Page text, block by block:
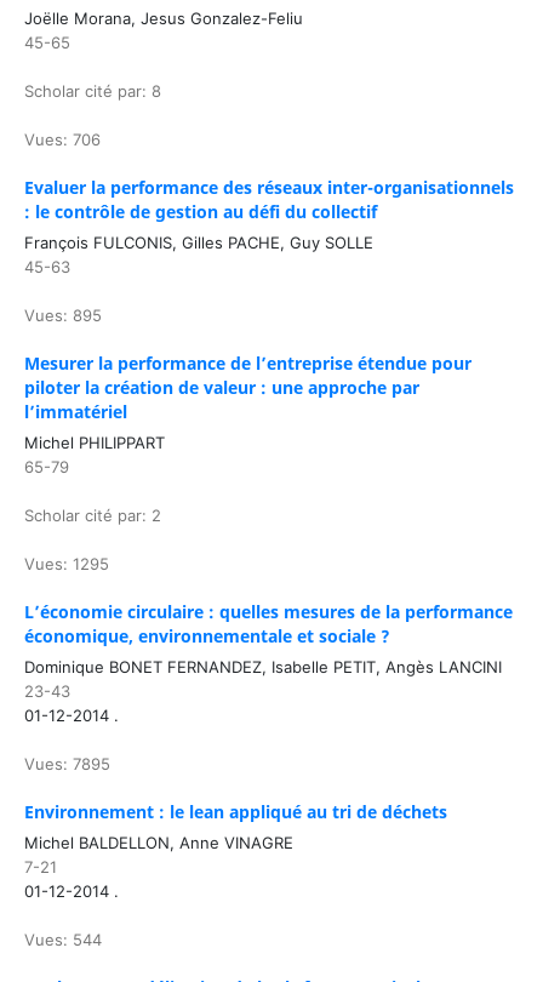
Joëlle Morana, Jesus Gonzalez-Feliu
45-65
Scholar cité par: 8
Vues: 706
Evaluer la performance des réseaux inter-organisationnels
: le contrôle de gestion au défi du collectif
François FULCONIS, Gilles PACHE, Guy SOLLE
45-63
Vues: 895
Mesurer la performance de l’entreprise étendue pour
piloter la création de valeur : une approche par
l’immatériel
Michel PHILIPPART
65-79
Scholar cité par: 2
Vues: 1295
L’économie circulaire : quelles mesures de la performance
économique, environnementale et sociale ?
Dominique BONET FERNANDEZ, Isabelle PETIT, Angès LANCINI
23-43
01-12-2014 .
Vues: 7895
Environnement : le lean appliqué au tri de déchets
Michel BALDELLON, Anne VINAGRE
7-21
01-12-2014 .
Vues: 544